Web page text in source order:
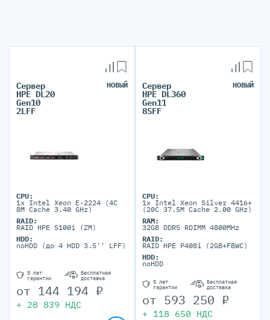
Сервер
HPE DL20
Gen10
2LFF
НОВЫЙ
CPU:
1x Intel Xeon E-2224 (4C
8M Cache 3.40 GHz)
RAID:
RAID HPE S100i (ZM)
HDD:
noHDD (до 4 HDD 3.5'' LFF)
5 лет
гарантии
Бесплатная
доставка
от 144 194 ₽
+ 28 839 НДС
Сервер
HPE DL360
Gen11
8SFF
НОВЫЙ
CPU:
1x Intel Xeon Silver 4416+
(20C 37.5M Cache 2.00 GHz)
RAM:
32GB DDR5 RDIMM 4800MHz
RAID:
RAID HPE P408i (2GB+FBWC)
HDD:
noHDD
5 лет
гарантии
Бесплатная
доставка
от 593 250 ₽
+ 118 650 НДС